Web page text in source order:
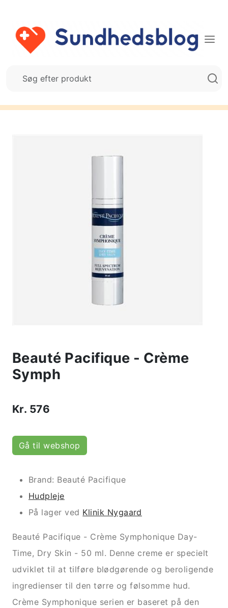
Beauté Pacifique - Crème
Symph
Kr. 576
Gå til webshop
Brand: Beauté Pacifique
Hudpleje
På lager ved Klinik Nygaard
Beauté Pacifique - Crème Symphonique Day-
Time, Dry Skin - 50 ml. Denne creme er specielt
udviklet til at tilføre blødgørende og beroligende
ingredienser til den tørre og følsomme hud.
Crème Symphonique serien er baseret på den